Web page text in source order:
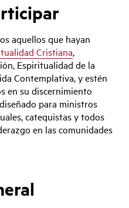
aquellos que hayan
Cristiana,
Espiritualidad de la
Contemplativa, y estén
en su discernimiento
para ministros
catequistas y todos
en las comunidades